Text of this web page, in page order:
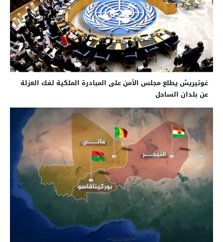
غوتيريش يطلع مجلس الأمن على المبادرة الملكية لفك العزلة
عن بلدان الساحل